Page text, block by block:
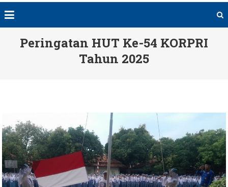
Peringatan HUT Ke-54 KORPRI
Tahun 2025